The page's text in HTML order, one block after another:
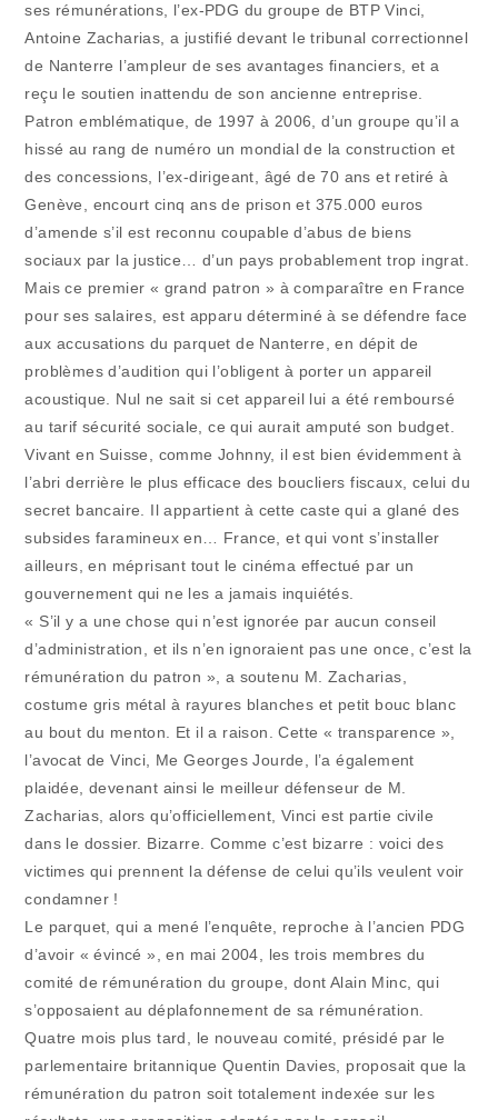
ses rémunérations, l’ex-PDG du groupe de BTP Vinci,
Antoine Zacharias, a justifié devant le tribunal correctionnel
de Nanterre l’ampleur de ses avantages financiers, et a
reçu le soutien inattendu de son ancienne entreprise.
Patron emblématique, de 1997 à 2006, d’un groupe qu’il a
hissé au rang de numéro un mondial de la construction et
des concessions, l’ex-dirigeant, âgé de 70 ans et retiré à
Genève, encourt cinq ans de prison et 375.000 euros
d’amende s’il est reconnu coupable d’abus de biens
sociaux par la justice… d’un pays probablement trop ingrat.
Mais ce premier « grand patron » à comparaître en France
pour ses salaires, est apparu déterminé à se défendre face
aux accusations du parquet de Nanterre, en dépit de
problèmes d’audition qui l’obligent à porter un appareil
acoustique. Nul ne sait si cet appareil lui a été remboursé
au tarif sécurité sociale, ce qui aurait amputé son budget.
Vivant en Suisse, comme Johnny, il est bien évidemment à
l’abri derrière le plus efficace des boucliers fiscaux, celui du
secret bancaire. Il appartient à cette caste qui a glané des
subsides faramineux en… France, et qui vont s’installer
ailleurs, en méprisant tout le cinéma effectué par un
gouvernement qui ne les a jamais inquiétés.
« S’il y a une chose qui n’est ignorée par aucun conseil
d’administration, et ils n’en ignoraient pas une once, c’est la
rémunération du patron », a soutenu M. Zacharias,
costume gris métal à rayures blanches et petit bouc blanc
au bout du menton. Et il a raison. Cette « transparence »,
l’avocat de Vinci, Me Georges Jourde, l’a également
plaidée, devenant ainsi le meilleur défenseur de M.
Zacharias, alors qu’officiellement, Vinci est partie civile
dans le dossier. Bizarre. Comme c’est bizarre : voici des
victimes qui prennent la défense de celui qu’ils veulent voir
condamner !
Le parquet, qui a mené l’enquête, reproche à l’ancien PDG
d’avoir « évincé », en mai 2004, les trois membres du
comité de rémunération du groupe, dont Alain Minc, qui
s’opposaient au déplafonnement de sa rémunération.
Quatre mois plus tard, le nouveau comité, présidé par le
parlementaire britannique Quentin Davies, proposait que la
rémunération du patron soit totalement indexée sur les